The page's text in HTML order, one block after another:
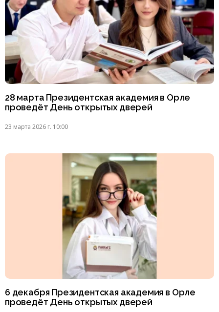
28 марта Президентская академия в Орле
проведёт День открытых дверей
23 марта 2026 г. 10:00
6 декабря Президентская академия в Орле
проведёт День открытых дверей